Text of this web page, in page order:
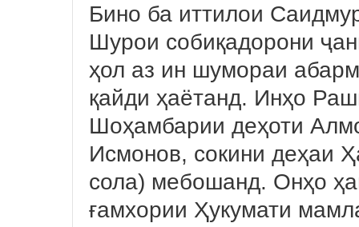
Бино ба иттилои
Шурои собиқадорони
ҳол аз ин шумораи
қайди ҳаётанд. Инҳо
Шоҳамбарии деҳоти
Исмонов, сокини деҳаи
сола) мебошанд. Онҳо
ғамхории Ҳукумати